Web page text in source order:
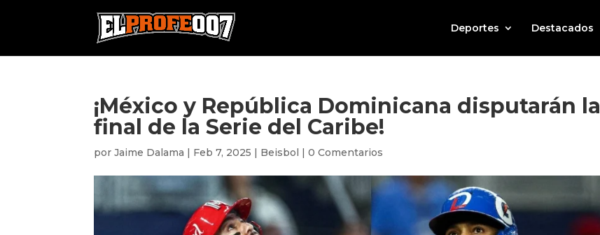
Deportes Destacados
¡México y República Dominicana disputarán la
final de la Serie del Caribe!
porJaime Dalama | Feb 7, 2025 | Beisbol |0 Comentarios